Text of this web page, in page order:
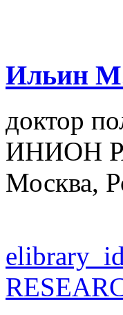
Ильин
доктор
ИНИОН
Москва,